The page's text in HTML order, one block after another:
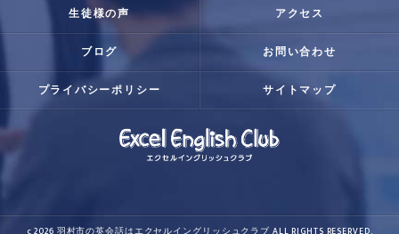
生徒様の声 アクセス
ブログ お問い合わせ
プライバシーポリシー サイトマップ